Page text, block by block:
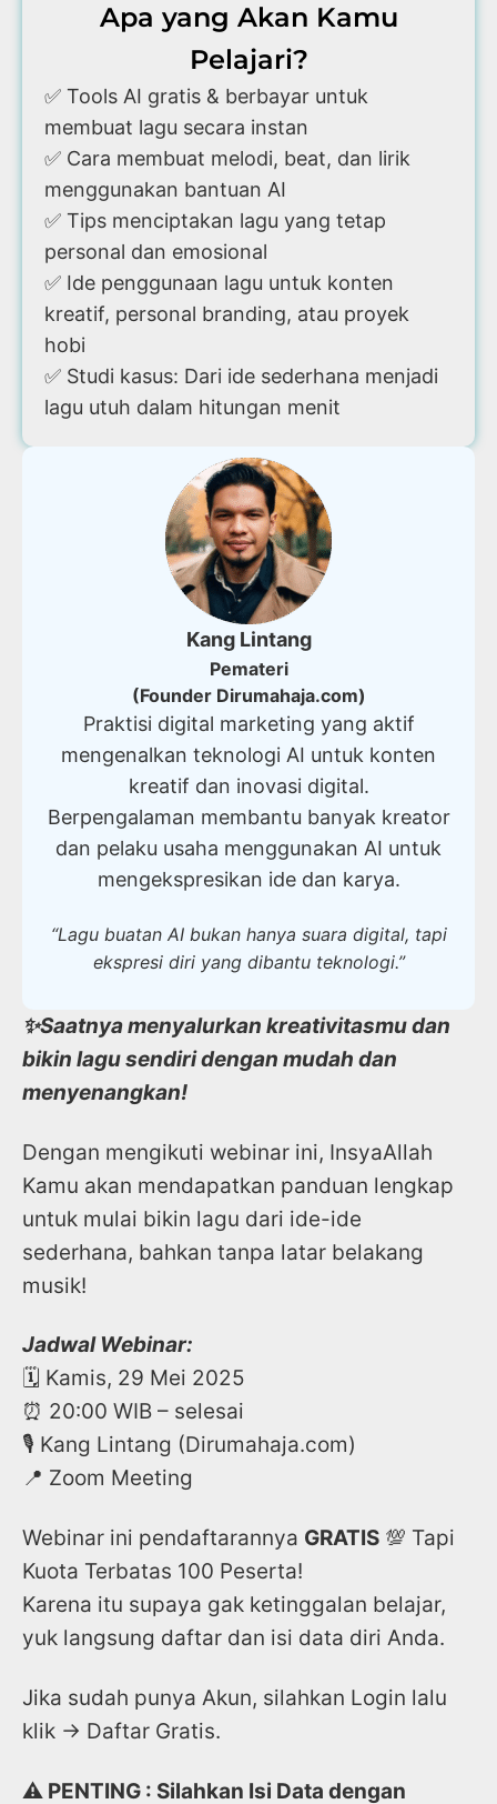
Apa yang Akan Kamu
Pelajari?
✅ Tools AI gratis & berbayar untuk
membuat lagu secara instan
✅ Cara membuat melodi, beat, dan lirik
menggunakan bantuan AI
✅ Tips menciptakan lagu yang tetap
personal dan emosional
✅ Ide penggunaan lagu untuk konten
kreatif, personal branding, atau proyek
hobi
✅ Studi kasus: Dari ide sederhana menjadi
lagu utuh dalam hitungan menit
Kang Lintang
Pemateri
(Founder Dirumahaja.com)
Praktisi digital marketing yang aktif
mengenalkan teknologi AI untuk konten
kreatif dan inovasi digital.
Berpengalaman membantu banyak kreator
dan pelaku usaha menggunakan AI untuk
mengekspresikan ide dan karya.
“Lagu buatan AI bukan hanya suara digital, tapi
ekspresi diri yang dibantu teknologi.”
✨Saatnya menyalurkan kreativitasmu dan
bikin lagu sendiri dengan mudah dan
menyenangkan!
Dengan mengikuti webinar ini, InsyaAllah
Kamu akan mendapatkan panduan lengkap
untuk mulai bikin lagu dari ide-ide
sederhana, bahkan tanpa latar belakang
musik!
Jadwal Webinar:
🗓 Kamis, 29 Mei 2025
⏰ 20:00 WIB – selesai
🎙️ Kang Lintang (Dirumahaja.com)
📍 Zoom Meeting
Webinar ini pendaftarannya GRATIS 💯 Tapi
Kuota Terbatas 100 Peserta!
Karena itu supaya gak ketinggalan belajar,
yuk langsung daftar dan isi data diri Anda.
Jika sudah punya Akun, silahkan Login lalu
klik → Daftar Gratis.
⚠️ PENTING : Silahkan Isi Data dengan